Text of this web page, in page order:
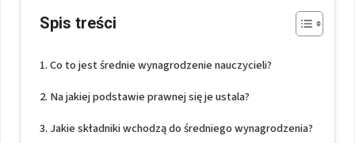
Spis treści
Co to jest średnie wynagrodzenie nauczycieli?
Na jakiej podstawie prawnej się je ustala?
Jakie składniki wchodzą do średniego wynagrodzenia?